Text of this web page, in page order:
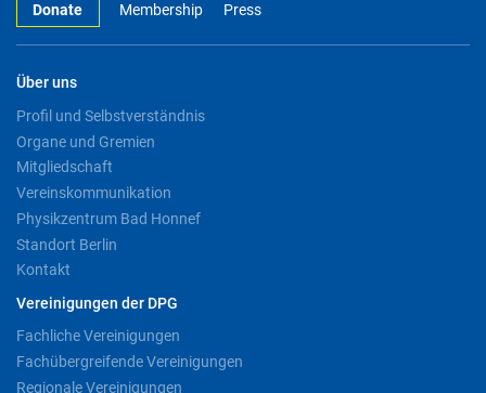
Donate Membership Press
Über uns
Profil und Selbstverständnis
Organe und Gremien
Mitgliedschaft
Vereinskommunikation
Physikzentrum Bad Honnef
Standort Berlin
Kontakt
Vereinigungen der DPG
Fachliche Vereinigungen
Fachübergreifende Vereinigungen
Regionale Vereinigungen